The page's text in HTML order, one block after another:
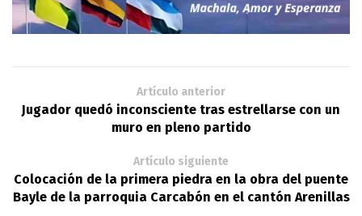
Artículo anterior
Jugador quedó inconsciente tras estrellarse con un
muro en pleno partido
Artículo siguiente
Colocación de la primera piedra en la obra del puente
Bayle de la parroquia Carcabón en el cantón Arenillas